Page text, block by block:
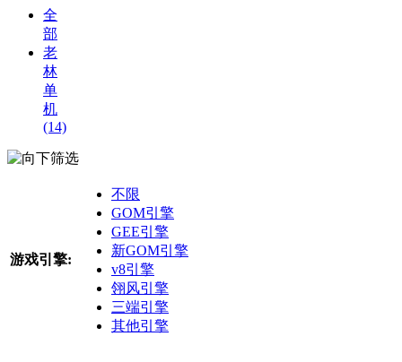
全
部
老
林
单
机
(14)
筛选
游戏引擎:
不限
GOM引擎
GEE引擎
新GOM引擎
v8引擎
翎风引擎
三端引擎
其他引擎